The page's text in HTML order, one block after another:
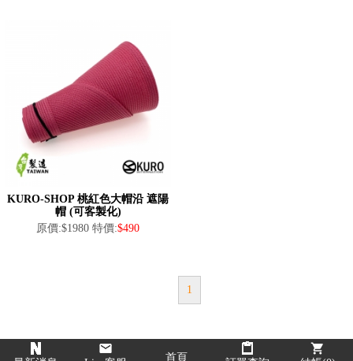
KURO-SHOP 桃紅色大帽沿 遮陽
帽 (可客製化)
原價:$1980 特價:$490
1
首頁